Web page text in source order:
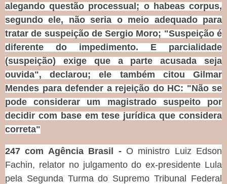
alegando questão processual; o habeas corpus,
segundo ele, não seria o meio adequado para
tratar de suspeição de Sergio Moro; "Suspeição é
diferente do impedimento. E parcialidade
(suspeição) exige que a parte acusada seja
ouvida", declarou; ele também citou Gilmar
Mendes para defender a rejeição do HC: "Não se
pode considerar um magistrado suspeito por
decidir com base em tese jurídica que considera
correta"
247 com Agência Brasil - O ministro Luiz Edson
Fachin, relator no julgamento do ex-presidente Lula
pela Segunda Turma do Supremo Tribunal Federal